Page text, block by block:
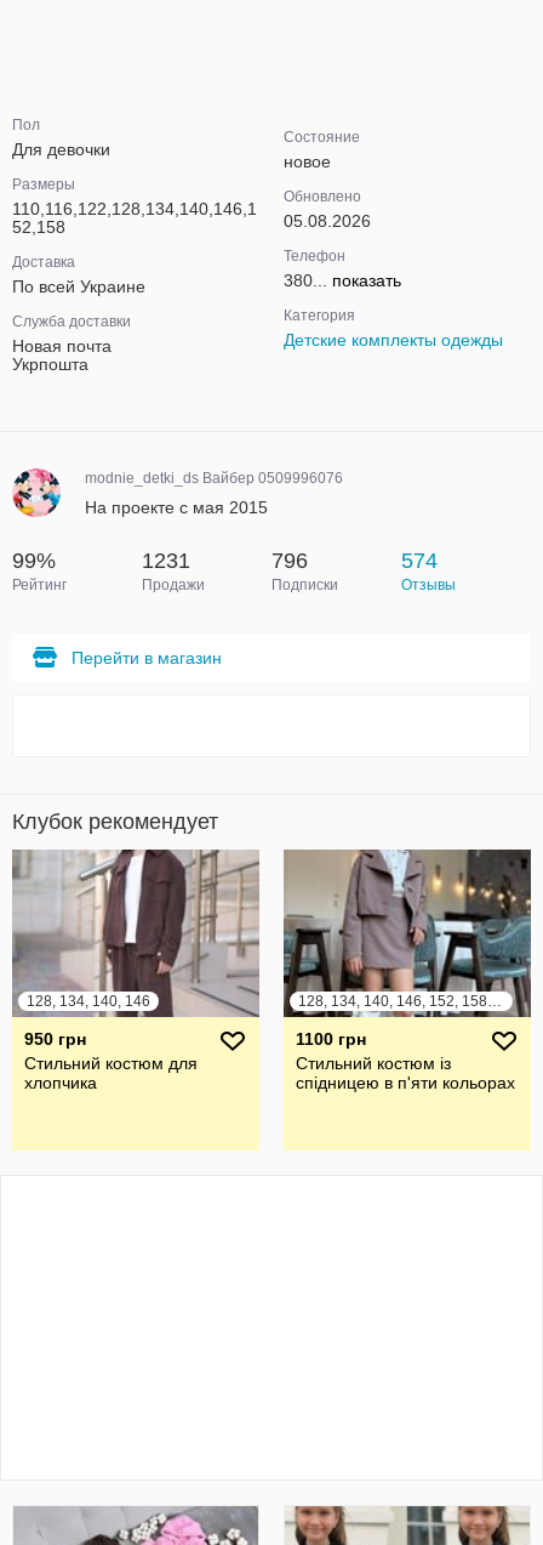
Пол
Для девочки
Размеры
110,116,122,128,134,140,146,1
52,158
Доставка
По всей Украине
Служба доставки
Новая почта
Укрпошта
Состояние
новое
Обновлено
05.08.2026
Телефон
380... показать
Категория
Детские комплекты одежды
modnie_detki_ds Вайбер 0509996076
На проекте с мая 2015
99%
Рейтинг
1231
Продажи
796
Подписки
574
Отзывы
Перейти в магазин
Клубок рекомендует
128, 134, 140, 146
950 грн
Стильний костюм для
хлопчика
128, 134, 140, 146, 152, 158, 164
1100 грн
Стильний костюм із
спідницею в п'яти кольорах